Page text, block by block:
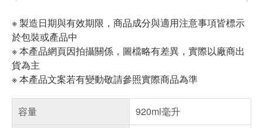
※ 製造日期與有效期限，商品成分與適用注意事項皆標示
於包裝或產品中
※ 本產品網頁因拍攝關係，圖檔略有差異，實際以廠商出
貨為主
※ 本產品文案若有變動敬請參照實際商品為準
容量
920ml毫升